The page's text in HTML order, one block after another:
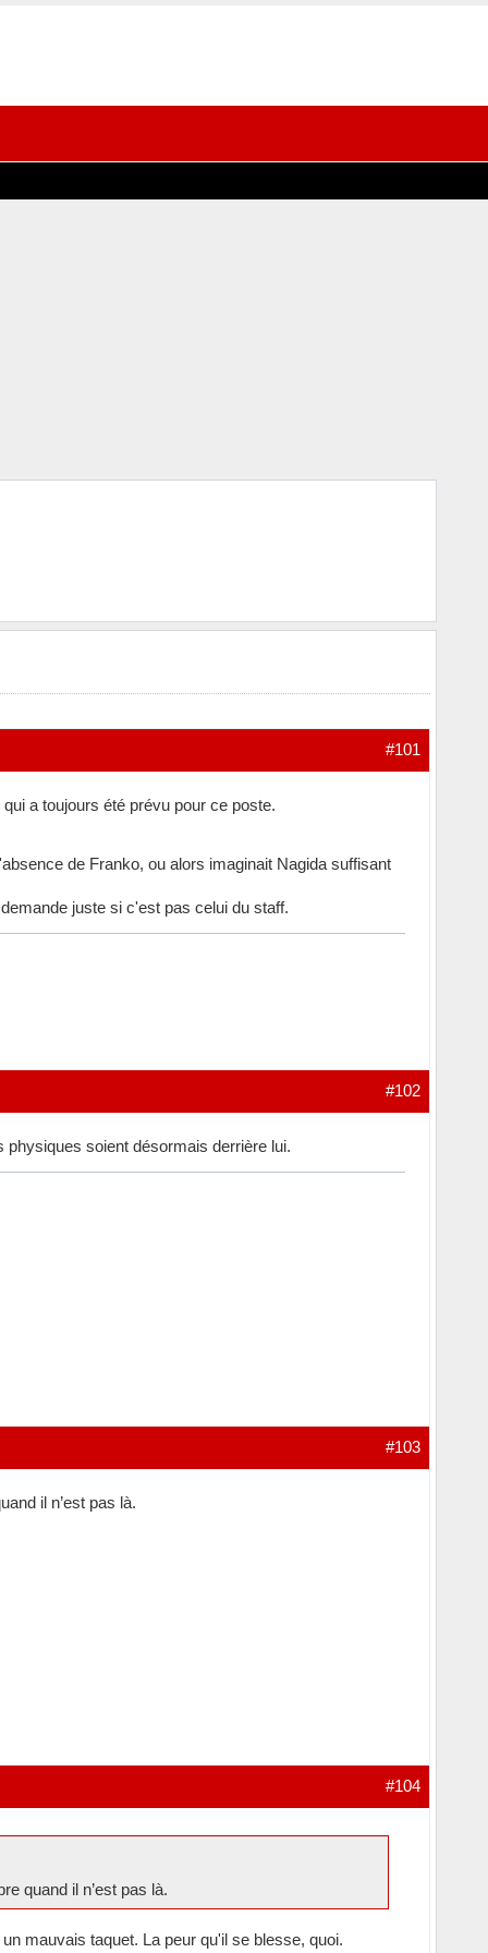
#101
a toujours été prévu pour ce poste.
de Franko, ou alors imaginait Nagida suffisant
juste si c'est pas celui du staff.
#102
soient désormais derrière lui.
#103
il n’est pas là.
#104
quand il n’est pas là.
mauvais taquet. La peur qu'il se blesse, quoi.